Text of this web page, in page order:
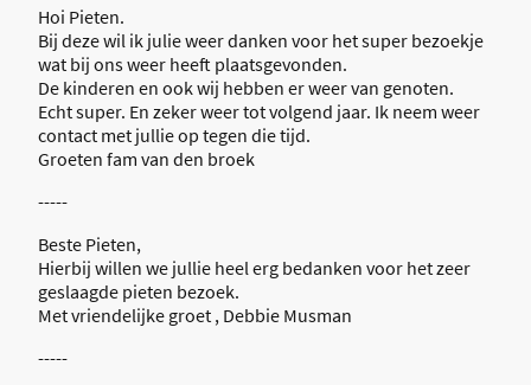
Hoi Pieten.
Bij deze wil ik julie weer danken voor het super bezoekje
wat bij ons weer heeft plaatsgevonden.
De kinderen en ook wij hebben er weer van genoten.
Echt super. En zeker weer tot volgend jaar. Ik neem weer
contact met jullie op tegen die tijd.
Groeten fam van den broek
-----
Beste Pieten,
Hierbij willen we jullie heel erg bedanken voor het zeer
geslaagde pieten bezoek.
Met vriendelijke groet , Debbie Musman
-----